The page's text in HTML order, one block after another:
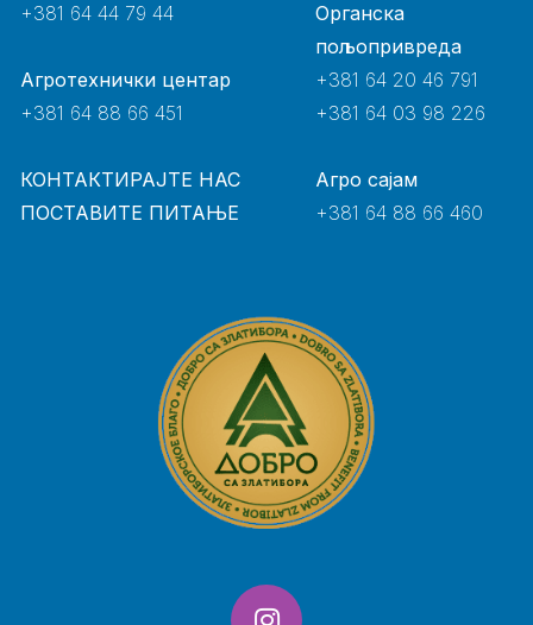
+381 64 44 79 44
Агротехнички центар
+381 64 88 66 451
КОНТАКТИРАЈТЕ НАС
ПОСТАВИТЕ ПИТАЊЕ
Органска
пољопривреда
+381 64 20 46 791
+381 64 03 98 226
Агро сајам
+381 64 88 66 460